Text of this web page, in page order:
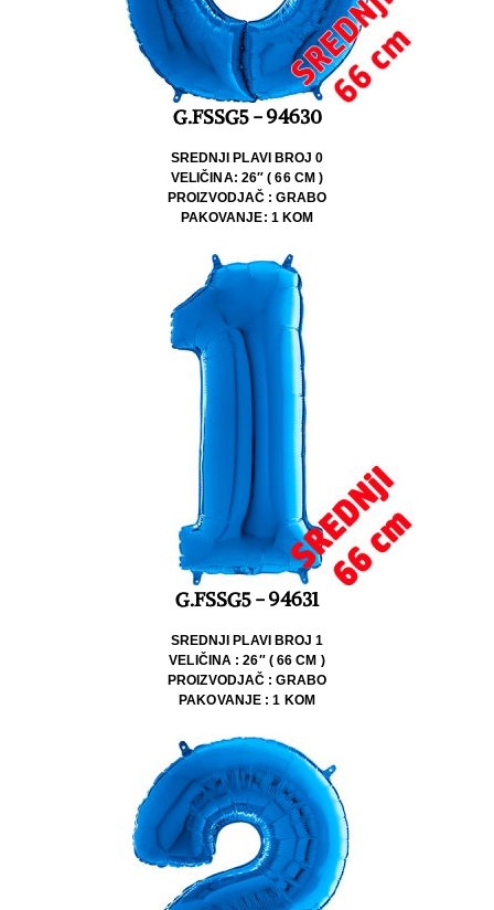
G.FSSG5 - 94630
SREDNJI PLAVI BROJ 0
VELIČINA: 26″ ( 66 CM )
PROIZVODJAČ : GRABO
PAKOVANJE: 1 KOM
G.FSSG5 - 94631
SREDNJI PLAVI BROJ 1
VELIČINA : 26″ ( 66 CM )
PROIZVODJAČ : GRABO
PAKOVANJE : 1 KOM